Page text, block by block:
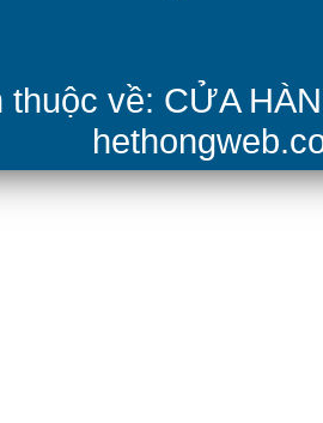
thuộc về: CỬA